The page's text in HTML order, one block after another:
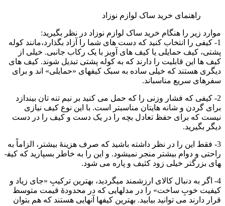
راهنمای خرید ساک لوازم نوزاد
موارد زیر را هنگام خرید ساک لوازم نوزاد در نظر بگیرید:
1- کیفی را انتخاب کنید که دست های شما را آزاد بگذارد،مانند کوله
پشتی، کیف حمایلی یا کیف های آویز با یک رکاب جانبی. خیلی از
کیف­ ها این قابلیت را دارند که به کوله­ پشتی تبدیل شوند. کیف ­های
دیگری هستند که خیلی ساده به سبک کیف­های «حمایلی» اند و برای
سفرهای سریع مناسب­اند.
2- کیفی که فشار وزنی را که حمل می­ کنید بر نیم تنه­ تان بیندازد
برای گردن و شانه­ هایتان مناسب­تر است. با این نوع کیف نیازی
نیست که برای حفظ تعادل بچه­ را در یک دست و کیف را در دست
دیگر بگیرید.
3- فقط این را در نظر داشته باشید که صرف هزینۀ بیشتر، الزاماً به
راحتی و دوام بیشتر منجر نمی­شود. و این را به خاطر بسپارید که کیف­
های بزرگتر خیلی زود کثیف و پاره می ­شود.
4- اگر به دنبال کالای ارزشمند می­گردید، بهترین ترکیبِ «جای زیاد و
کیفیت خوبِ ساخت» را در مدل­هایی که در محدودۀ قیمت متوسط
قرار دارند می ­توانید بیابید. بهترین کیف­ها آن­هایی هستند که هم بتوان